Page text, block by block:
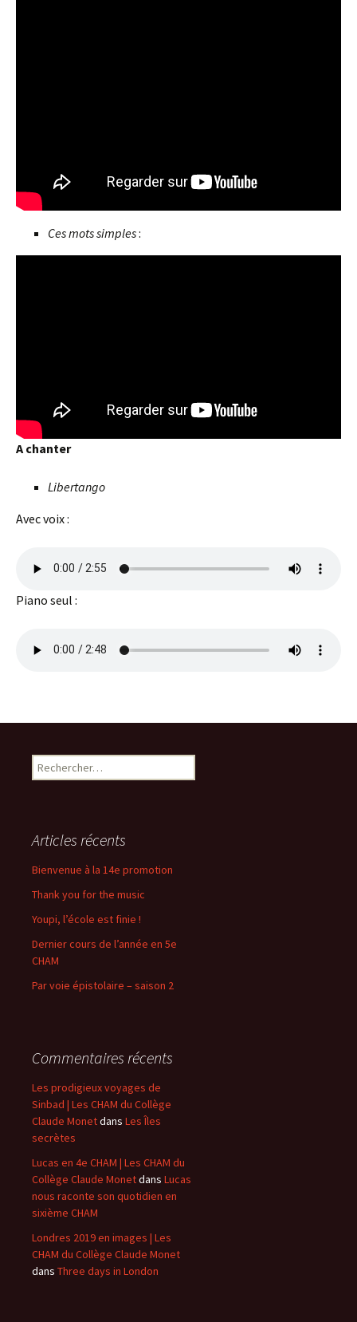
Ces mots simples:
A chanter
Libertango
Avec voix :
Piano seul :
Rechercher :
Articles récents
Bienvenue à la 14e promotion
Thank you for the music
Youpi, l’école est finie !
Dernier cours de l’année en 5e
CHAM
Par voie épistolaire – saison 2
Commentaires récents
Les prodigieux voyages de
Sinbad | Les CHAM du Collège
Claude Monetdans Les Îles
secrètes
Lucas en 4e CHAM | Les CHAM du
Collège Claude Monetdans Lucas
nous raconte son quotidien en
sixième CHAM
Londres 2019 en images | Les
CHAM du Collège Claude Monet
dans Three days in London